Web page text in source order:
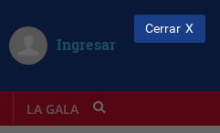
Ingresar
LA GALA INFOSTYLE
Cerrar